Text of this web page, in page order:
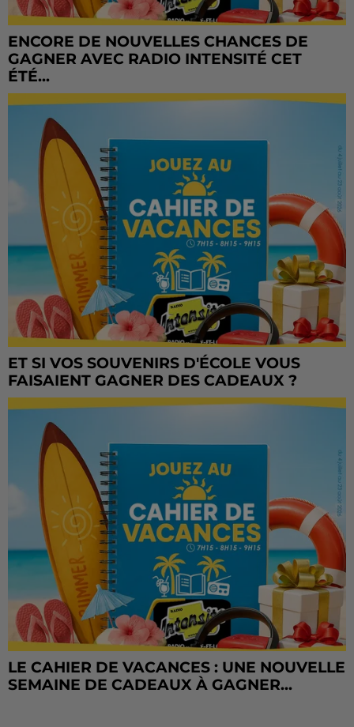
ENCORE DE NOUVELLES CHANCES DE
GAGNER AVEC RADIO INTENSITÉ CET
ÉTÉ...
ET SI VOS SOUVENIRS D'ÉCOLE VOUS
FAISAIENT GAGNER DES CADEAUX ?
LE CAHIER DE VACANCES : UNE NOUVELLE
SEMAINE DE CADEAUX À GAGNER...